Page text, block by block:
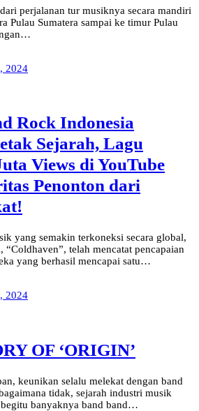
perjalanan tur musiknya secara mandiri
Pulau Sumatera sampai ke timur Pulau
2024
Rock Indonesia
Sejarah, Lagu
Views di YouTube
Penonton dari
yang semakin terkoneksi secara global,
“Coldhaven”, telah mencatat pencapaian
yang berhasil mencapai satu…
2024
OF ‘ORIGIN’
keunikan selalu melekat dengan band
tidak, sejarah industri musik
banyaknya band band…